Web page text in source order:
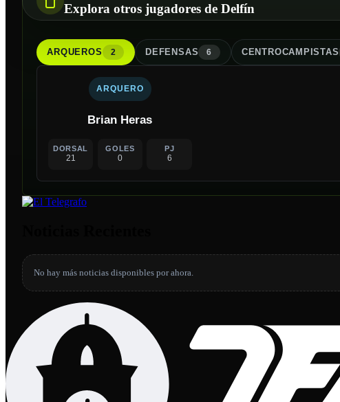
Explora otros jugadores de Delfín
ARQUEROS 2 DEFENSAS 6 CENTROCAMPISTAS
ARQUERO
Brian Heras
DORSAL
21
GOLES
0
PJ
6
No hay más noticias disponibles por ahora.